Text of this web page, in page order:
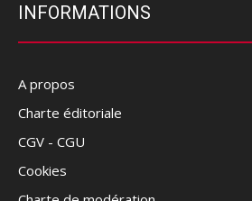
INFORMATIONS
A propos
Charte éditoriale
CGV - CGU
Cookies